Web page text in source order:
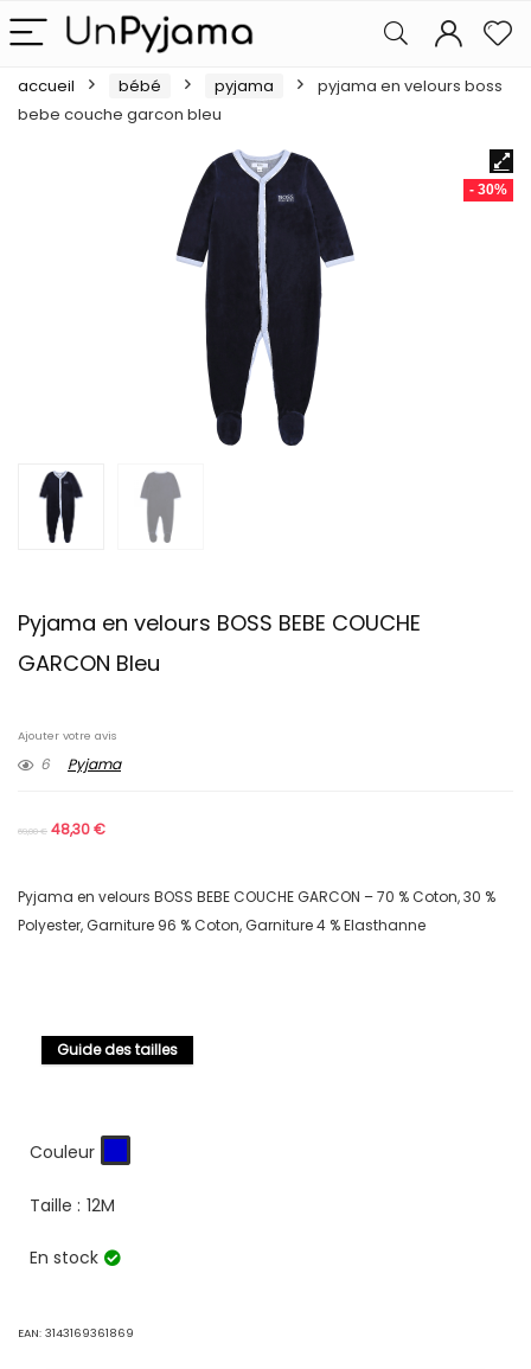
accueil bébé pyjama
pyjama en velours boss
bebe couche garcon bleu
- 30%
Pyjama en velours BOSS BEBE COUCHE
GARCON Bleu
Ajouter votre avis
6 Pyjama
69,00€ 48,30€
Pyjama en velours BOSS BEBE COUCHE GARCON – 70 % Coton, 30 %
Polyester, Garniture 96 % Coton, Garniture 4 % Elasthanne
Guide des tailles
Couleur
Taille : 12M
En stock
EAN: 3143169361869